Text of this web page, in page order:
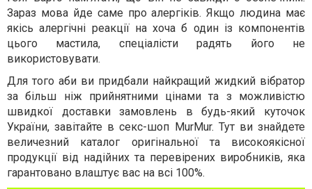
Зараз мова йде саме про алергіків. Якщо людина має
якісь алергічні реакції на хоча б один із компонентів
цього мастила, спеціалісти радять його не
використовувати.
Для того аби ви придбали найкращий жидкий вібратор
за більш ніж прийнятними цінами та з можливістю
швидкої доставки замовлень в будь-який куточок
України, завітайте в секс-шоп MurMur. Тут ви знайдете
величезний каталог оригінальної та високоякісної
продукції від надійних та перевірених виробників, яка
гарантовано влаштує вас на всі 100%.